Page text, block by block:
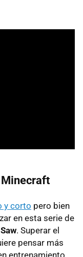
Minecraft
y corto pero bien
en esta serie de
Saw. Superar el
pensar más
entrenamiento